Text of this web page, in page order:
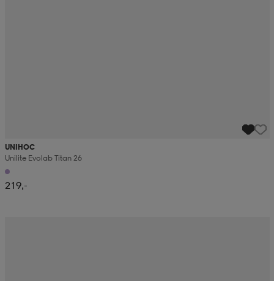
UNIHOC
Unilite Evolab Titan 26
219,-